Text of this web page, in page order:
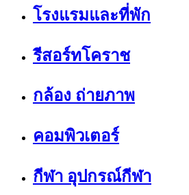
โรงแรมและที่พัก
รีสอร์ทโคราช
กล้อง ถ่ายภาพ
คอมพิวเตอร์
กีฬา อุปกรณ์กีฬา